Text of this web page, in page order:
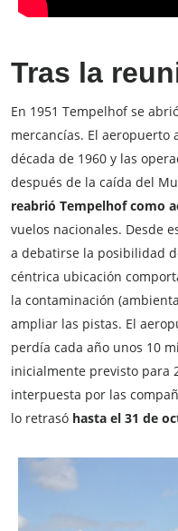
Tras la
En 1951 Tempelhof se
mercancías. El aeropuerto
década de 1960 y las
después de la caída del
reabrió Tempelhof como
vuelos nacionales. Desde
a debatirse la posibilidad
céntrica ubicación
la contaminación
ampliar las pistas. El
perdía cada año unos 10
inicialmente previsto para
interpuesta por las
lo retrasó hasta el 31 de